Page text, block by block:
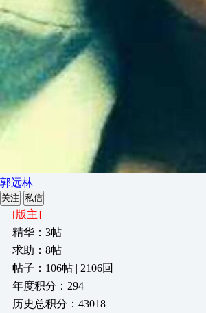
郭远林
关注 私信
[版主]
精华：3帖
求助：8帖
帖子：106帖 | 2106回
年度积分：294
历史总积分：43018